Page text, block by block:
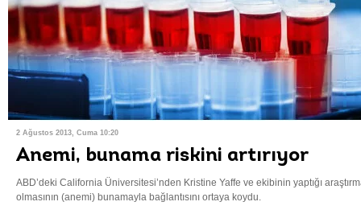
2 Ağustos 2013, Cuma 10:20
Anemi, bunama riskini artırıyor
ABD’deki California Üniversitesi’nden Kristine Yaffe ve ekibinin yaptığı
olmasının (anemi) bunamayla bağlantısını ortaya koydu.